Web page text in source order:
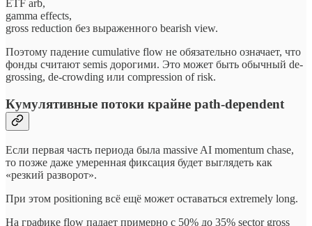
ETF arb,
gamma effects,
gross reduction без выраженного bearish view.
Поэтому падение cumulative flow не обязательно означает, что
фонды считают semis дорогими. Это может быть обычный de-
grossing, de-crowding или compression of risk.
Кумулятивные потоки крайне path-dependent
Если первая часть периода была massive AI momentum chase,
то позже даже умеренная фиксация будет выглядеть как
«резкий разворот».
При этом positioning всё ещё может оставаться extremely long.
На графике flow падает примерно с 50% до 35% sector gross